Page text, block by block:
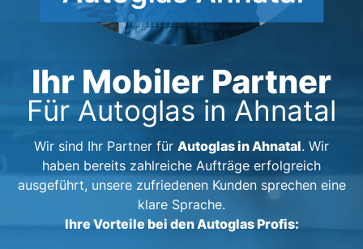
Ihr Mobiler Partner
Für Autoglas in Ahnatal
Wir sind Ihr Partner für Autoglas in Ahnatal. Wir
haben bereits zahlreiche Aufträge erfolgreich
ausgeführt, unsere zufriedenen Kunden sprechen eine
klare Sprache.
Ihre Vorteile bei den Autoglas Profis: